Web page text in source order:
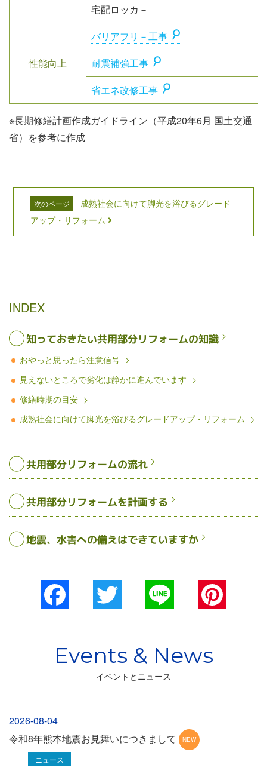
宅配ロッカ－
性能向上
バリアフリ－工事
耐震補強工事
省エネ改修工事
※長期修繕計画作成ガイドライン（平成20年6月 国土交通
省）を参考に作成
次のページ
成熟社会に向けて脚光を浴びるグレード
アップ・リフォーム
INDEX
知っておきたい共用部分リフォームの知識
おやっと思ったら注意信号
見えないところで劣化は静かに進んでいます
修繕時期の目安
成熟社会に向けて脚光を浴びるグレードアップ・リフォーム
共用部分リフォームの流れ
共用部分リフォームを計画する
地震、水害への備えはできていますか
Facebook
イベントとニュース
2026-08-04
令和8年熊本地震お見舞いにつきまして
ニュース